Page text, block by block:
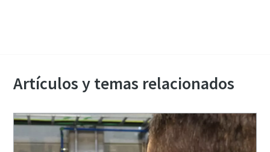
Artículos y temas relacionados